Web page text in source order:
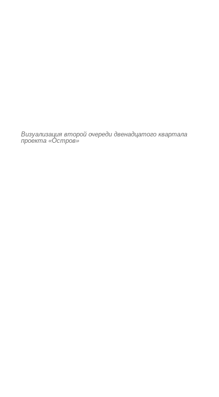
Визуализация второй очереди двенадцатого квартала
проекта «Остров»